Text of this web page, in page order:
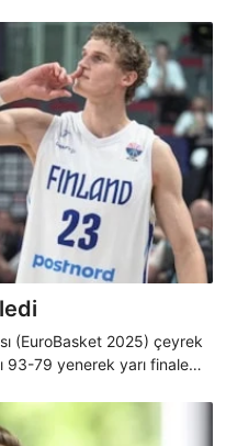
(EuroBasket 2025) çeyrek
93-79 yenerek yarı finale